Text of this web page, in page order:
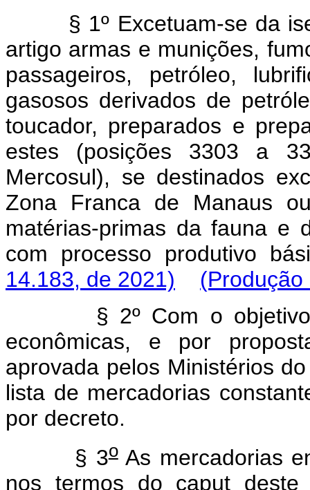
§ 1º Excetuam-se da
artigo armas e munições,
passageiros, petróleo,
gasosos derivados de
toucador, preparados e
estes (posições 3303 a
Mercosul), se destinados
Zona Franca de Manaus
matérias-primas da fauna e
com processo produtivo
14.183, de 2021)
§ 2º Com o
econômicas, e por
aprovada pelos Ministérios
lista de mercadorias
por decreto.
§ 3oAs mercadorias
nos termos do caput deste